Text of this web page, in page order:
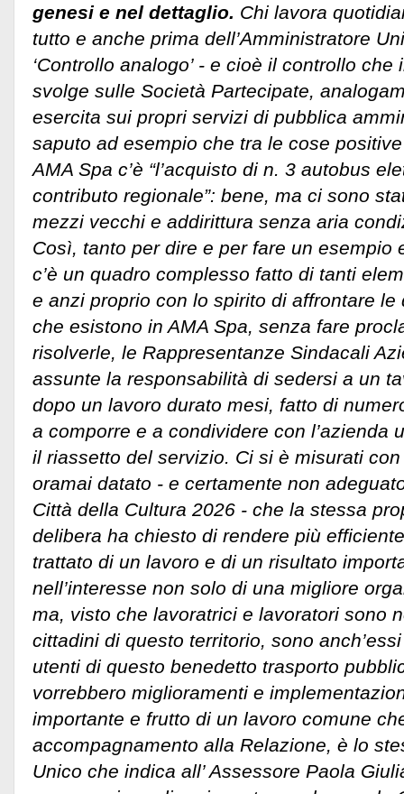
genesi e nel dettaglio. Chi lavora
tutto e anche prima dell’Amministratore
‘Controllo analogo’ - e cioè il controllo che
svolge sulle Società Partecipate,
esercita sui propri servizi di pubblica
saputo ad esempio che tra le cose
AMA Spa c’è “l’acquisto di n. 3 autobus
contributo regionale”: bene, ma ci sono
mezzi vecchi e addirittura senza aria
Così, tanto per dire e per fare un esempio
c’è un quadro complesso fatto di tanti
e anzi proprio con lo spirito di affrontare
che esistono in AMA Spa, senza fare
risolverle, le Rappresentanze Sindacali
assunte la responsabilità di sedersi a un
dopo un lavoro durato mesi, fatto di
a comporre e a condividere con l’azienda
il riassetto del servizio. Ci si è misurati
oramai datato - e certamente non
Città della Cultura 2026 - che la stessa
delibera ha chiesto di rendere più
trattato di un lavoro e di un risultato
nell’interesse non solo di una migliore
ma, visto che lavoratrici e lavoratori sono
cittadini di questo territorio, sono
utenti di questo benedetto trasporto
vorrebbero miglioramenti e
importante e frutto di un lavoro comune
accompagnamento alla Relazione, è lo
Unico che indica all’ Assessore Paola